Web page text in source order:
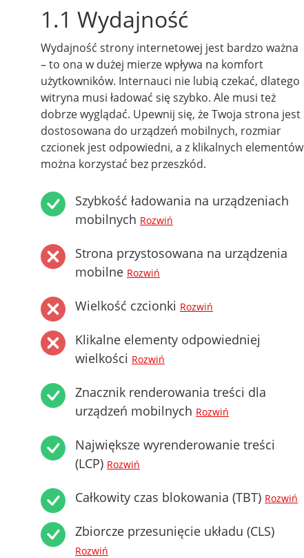
1.1 Wydajność
Wydajność strony internetowej jest bardzo ważna
– to ona w dużej mierze wpływa na komfort
użytkowników. Internauci nie lubią czekać, dlatego
witryna musi ładować się szybko. Ale musi też
dobrze wyglądać. Upewnij się, że Twoja strona jest
dostosowana do urządzeń mobilnych, rozmiar
czcionek jest odpowiedni, a z klikalnych elementów
można korzystać bez przeszkód.
Szybkość ładowania na urządzeniach
mobilnych Rozwiń
Strona przystosowana na urządzenia
mobilne Rozwiń
Wielkość czcionki Rozwiń
Klikalne elementy odpowiedniej
wielkości Rozwiń
Znacznik renderowania treści dla
urządzeń mobilnych Rozwiń
Największe wyrenderowanie treści
(LCP) Rozwiń
Całkowity czas blokowania (TBT) Rozwiń
Zbiorcze przesunięcie układu (CLS)
Rozwiń